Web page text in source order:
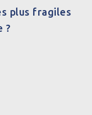
plus fragiles
?